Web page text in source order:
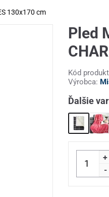
130x170 cm
Pled
Kód
Výrobca:
Ďalšie
+
-